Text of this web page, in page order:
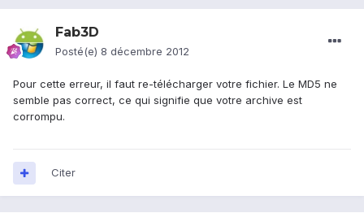
Fab3D
Posté(e) 8 décembre 2012
Pour cette erreur, il faut re-télécharger votre fichier. Le MD5 ne
semble pas correct, ce qui signifie que votre archive est
corrompu.
Citer